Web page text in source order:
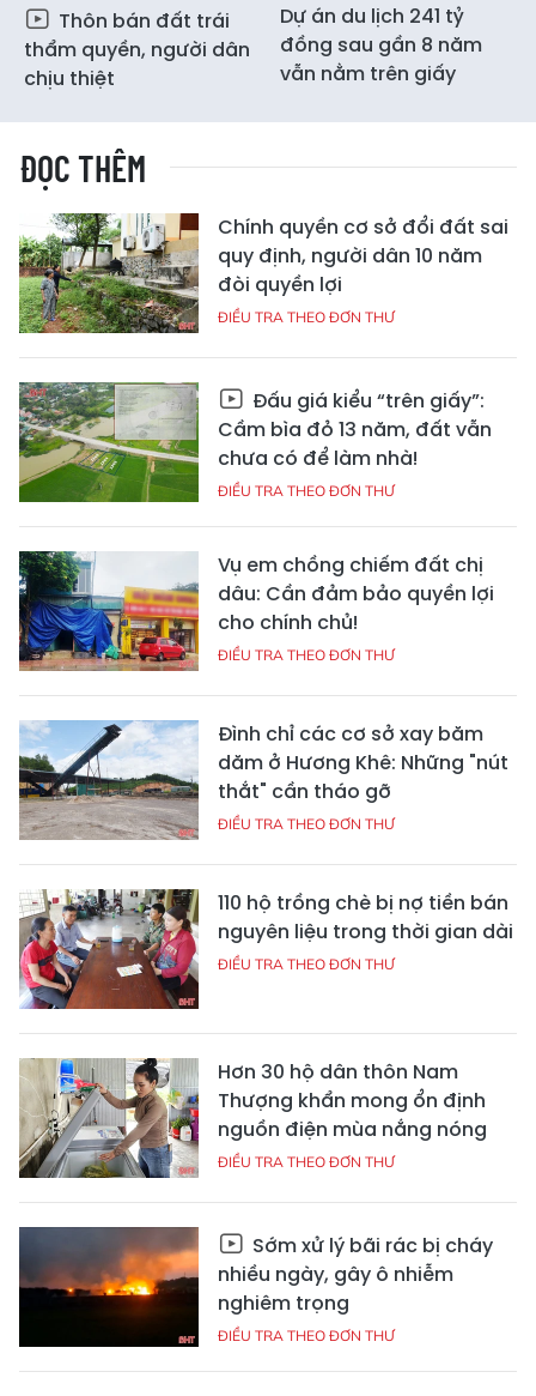
Thôn bán đất trái
thẩm quyền, người dân
chịu thiệt
Dự án du lịch 241 tỷ
đồng sau gần 8 năm
vẫn nằm trên giấy
ĐỌC THÊM
Chính quyền cơ sở đổi đất sai
quy định, người dân 10 năm
đòi quyền lợi
ĐIỀU TRA THEO ĐƠN THƯ
Đấu giá kiểu “trên giấy”:
Cầm bìa đỏ 13 năm, đất vẫn
chưa có để làm nhà!
ĐIỀU TRA THEO ĐƠN THƯ
Vụ em chồng chiếm đất chị
dâu: Cần đảm bảo quyền lợi
cho chính chủ!
ĐIỀU TRA THEO ĐƠN THƯ
Đình chỉ các cơ sở xay băm
dăm ở Hương Khê: Những "nút
thắt" cần tháo gỡ
ĐIỀU TRA THEO ĐƠN THƯ
110 hộ trồng chè bị nợ tiền bán
nguyên liệu trong thời gian dài
ĐIỀU TRA THEO ĐƠN THƯ
Hơn 30 hộ dân thôn Nam
Thượng khẩn mong ổn định
nguồn điện mùa nắng nóng
ĐIỀU TRA THEO ĐƠN THƯ
Sớm xử lý bãi rác bị cháy
nhiều ngày, gây ô nhiễm
nghiêm trọng
ĐIỀU TRA THEO ĐƠN THƯ